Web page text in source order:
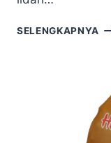
SELENGKAPNYA